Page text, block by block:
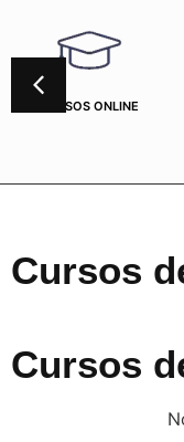
CURSOS ONLINE
Cursos
Cursos